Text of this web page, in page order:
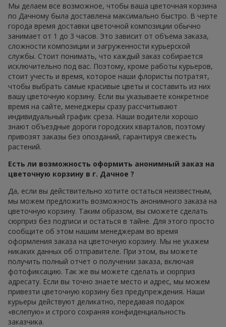
Мы делаем все возможное, чтобы ваша цветочная корзина
по Дачному была доставлена максимально быстро. В черте
города время доставки цветочной композиции обычно
занимает от 1 до 3 часов. Это зависит от объема заказа,
сложности композиции и загруженности курьерской
службы. Стоит понимать, что каждый заказ собирается
исключительно под вас. Поэтому, кроме работы курьеров,
стоит учесть и время, которое наши флористы потратят,
чтобы выбрать самые красивые цветы и составить из них
вашу цветочную корзину. Если вы указываете конкретное
время на сайте, менеджеры сразу рассчитывают
индивидуальный график среза. Наши водители хорошо
знают объездные дороги городских кварталов, поэтому
привозят заказы без опозданий, гарантируя свежесть
растений.
Есть ли возможность оформить анонимный заказ на
цветочную корзину в г. Дачное ?
Да, если вы действительно хотите остаться неизвестным,
мы можем предложить возможность анонимного заказа на
цветочную корзину. Таким образом, вы сможете сделать
сюрприз без подписи и остаться в тайне. Для этого просто
сообщите об этом нашим менеджерам во время
оформления заказа на цветочную корзину. Мы не укажем
никаких данных об отправителе. При этом, вы можете
получить полный отчет о получении заказа, включая
фотофиксацию. Так же вы можете сделать и сюрприз
адресату. Если вы точно знаете место и адрес, мы можем
привезти цветочную корзину без предупреждения. Наши
курьеры действуют деликатно, передавая подарок
«вслепую» и строго сохраняя конфиденциальность
заказчика.